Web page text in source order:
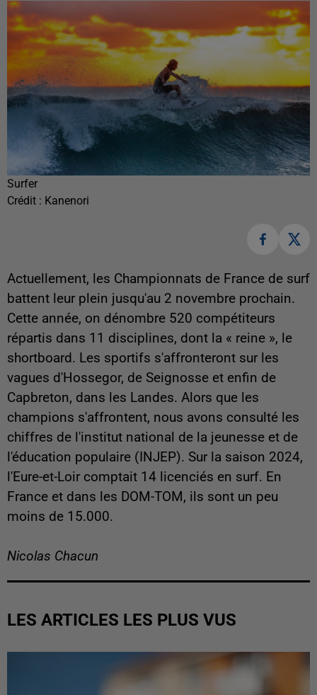
Surfer
Crédit : Kanenori
Actuellement, les Championnats de France de surf
battent leur plein jusqu'au 2 novembre prochain.
Cette année, on dénombre 520 compétiteurs
répartis dans 11 disciplines, dont la « reine », le
shortboard. Les sportifs s'affronteront sur les
vagues d'Hossegor, de Seignosse et enfin de
Capbreton, dans les Landes. Alors que les
champions s'affrontent, nous avons consulté les
chiffres de l'institut national de la jeunesse et de
l'éducation populaire (INJEP). Sur la saison 2024,
l'Eure-et-Loir comptait 14 licenciés en surf. En
France et dans les DOM-TOM, ils sont un peu
moins de 15.000.
Nicolas Chacun
LES ARTICLES LES PLUS VUS